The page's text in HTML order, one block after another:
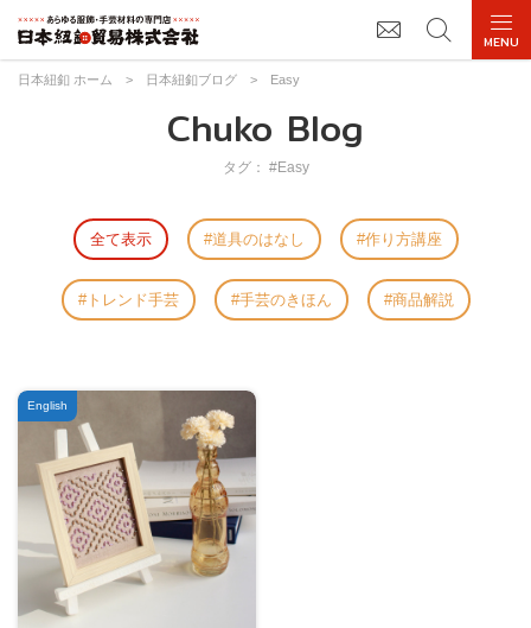
日本紐釦 ホーム > 日本紐釦ブログ > Easy
Chuko Blog
タグ： #Easy
全て表示 道具のはなし 作り方講座
トレンド手芸 手芸のきほん 商品解説
English